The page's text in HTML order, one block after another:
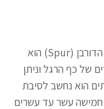
לעיתים הכאב נגרם ממה שנקרא: "דורבן", הדורבן (Spur) הוא
של כף הרגל וניתן
הוא נחשב לסיבת
חמישה עשר עד עשרים